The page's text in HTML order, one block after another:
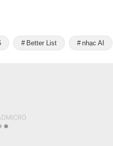
Better List nhạc AI